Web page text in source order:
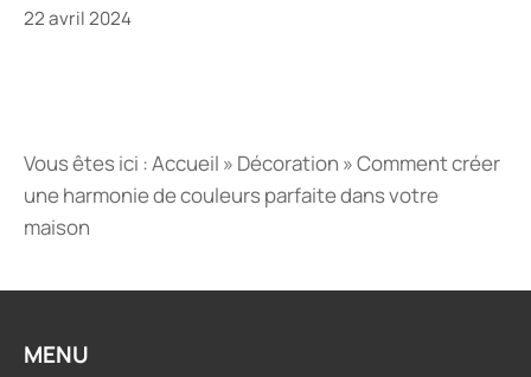
22 avril 2024
Vous êtes ici :Accueil » Décoration »Comment créer
une harmonie de couleurs parfaite dans votre
maison
MENU